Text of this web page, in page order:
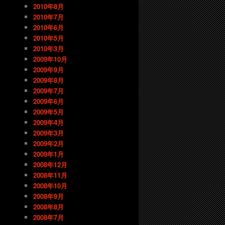
2010年8月
2010年7月
2010年6月
2010年5月
2010年3月
2009年10月
2009年9月
2009年8月
2009年7月
2009年6月
2009年5月
2009年4月
2009年3月
2009年2月
2009年1月
2008年12月
2008年11月
2008年10月
2008年9月
2008年8月
2008年7月